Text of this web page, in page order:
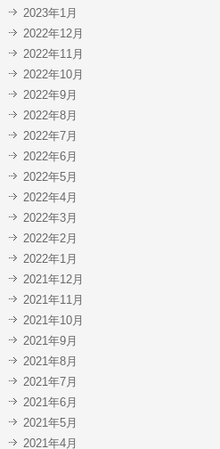
2023年1月
2022年12月
2022年11月
2022年10月
2022年9月
2022年8月
2022年7月
2022年6月
2022年5月
2022年4月
2022年3月
2022年2月
2022年1月
2021年12月
2021年11月
2021年10月
2021年9月
2021年8月
2021年7月
2021年6月
2021年5月
2021年4月